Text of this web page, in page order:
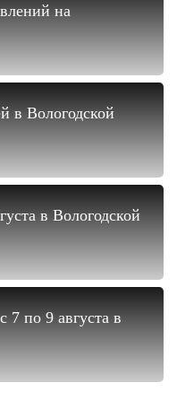
на
в Вологодской
в Вологодской
7 по 9 августа в